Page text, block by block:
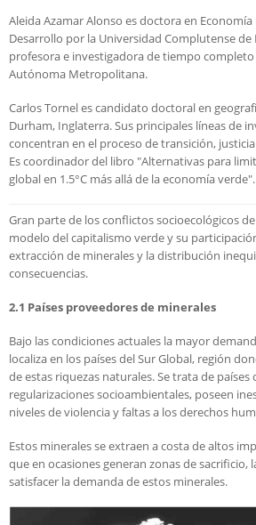
Aleida Azamar Alonso es doctora en
Desarrollo por la Universidad Complutense
profesora e investigadora de tiempo
Autónoma Metropolitana.
Carlos Tornel es candidato doctoral en
Durham, Inglaterra. Sus principales líneas de
concentran en el proceso de transición,
Es coordinador del libro "Alternativas para
global en 1.5°C más allá de la economía verde".
Gran parte de los conflictos socioecológicos
modelo del capitalismo verde y su
extracción de minerales y la distribución
consecuencias.
2.1 Países proveedores de minerales
Bajo las condiciones actuales la mayor
localiza en los países del Sur Global, región
de estas riquezas naturales. Se trata de países
regularizaciones socioambientales, poseen
niveles de violencia y faltas a los derechos
Estos minerales se extraen a costa de altos
que en ocasiones generan zonas de sacrificio,
satisfacer la demanda de estos minerales.